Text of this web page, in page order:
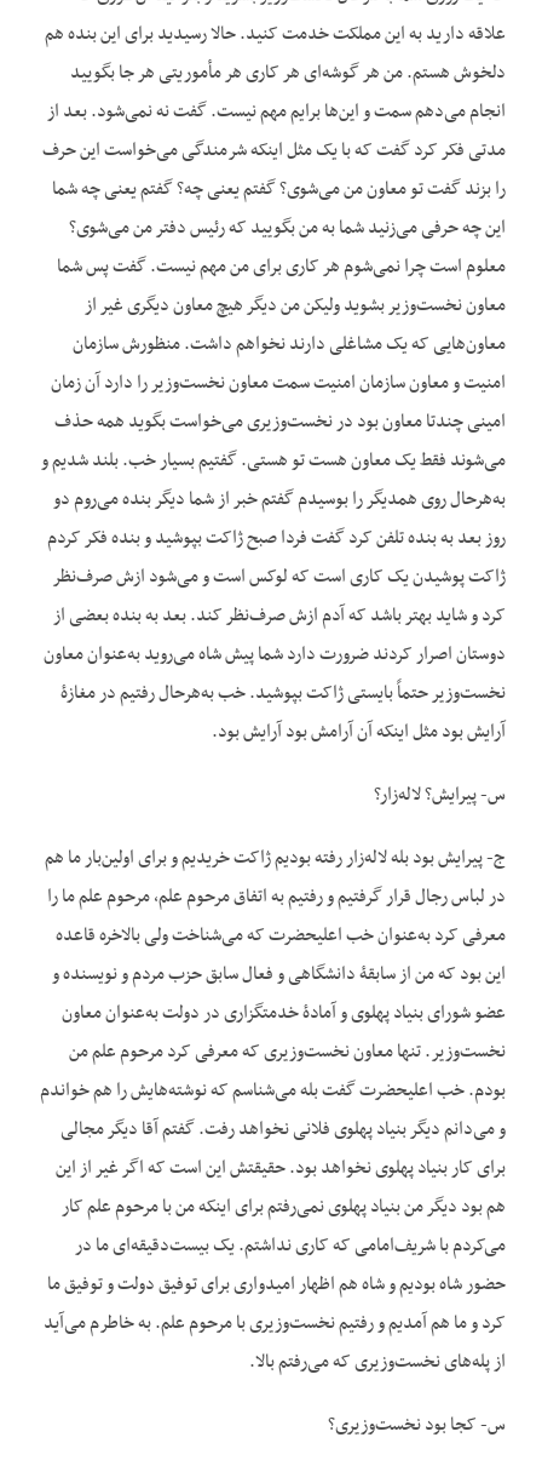
علاقه دارید به این مملکت خدمت کنید. حالا رسیدید برای این بنده هم
دلخوش هستم. من هر گوشه‌ای هر کاری هر مأموریتی هر جا بگویید
انجام می‌دهم سمت و این‌ها برایم مهم نیست. گفت نه نمی‌شود. بعد از
مدتی فکر کرد گفت که با یک مثل این‏که شرمندگی می‌خواست این حرف
را بزند گفت تو معاون من می‌شوی؟ گفتم یعنی چه؟ گفتم یعنی چه شما
این چه حرفی می‌زنید شما به من بگویید که رئیس دفتر من می‌شوی؟
معلوم است چرا نمی‌شوم هر کاری برای من مهم نیست. گفت پس شما
معاون نخست‌وزیر بشوید ولیکن من دیگر هیچ معاون دیگری غیر از
معاون‌هایی که یک مشاغلی دارند نخواهم داشت. منظورش سازمان
امنیت و معاون سازمان امنیت سمت معاون نخست‌وزیر را دارد آن زمان
امینی چندتا معاون بود در نخست‌وزیری می‌خواست بگوید همه حذف
می‌شوند فقط یک معاون هست تو هستی. گفتیم بسیار خب. بلند شدیم و
به‌هرحال روی همدیگر را بوسیدم گفتم خبر از شما دیگر بنده می‌روم دو
روز بعد به بنده تلفن کرد گفت فردا صبح ژاکت بپوشید و بنده فکر کردم
ژاکت پوشیدن یک کاری است که لوکس است و می‌شود ازش صرف‌نظر
کرد و شاید بهتر باشد که آدم ازش صرف‌نظر کند. بعد به بنده بعضی از
دوستان اصرار کردند ضرورت دارد شما پیش شاه می‌روید به‌عنوان معاون
نخست‌وزیر حتماً بایستی ژاکت بپوشید. خب به‌هرحال رفتیم در مغازۀ
آرایش بود مثل این‏که آن آرامش بود آرایش بود.
س- پیرایش؟ لاله‌زار؟
ج- پیرایش بود بله لاله‌زار رفته بودیم ژاکت خریدیم و برای اولین‌بار ما هم
در لباس رجال قرار گرفتیم و رفتیم به اتفاق مرحوم علم، مرحوم علم ما را
معرفی کرد به‌عنوان خب اعلی‏حضرت که می‌شناخت ولی بالاخره قاعده
این بود که من از سابقۀ دانشگاهی و فعال سابق حزب مردم و نویسنده و
عضو شورای بنیاد پهلوی و آمادۀ خدمتگزاری در دولت به‌عنوان معاون
نخست‌وزیر. تنها معاون نخست‌وزیری که معرفی کرد مرحوم علم من
بودم. خب اعلی‏حضرت گفت بله می‌شناسم که نوشته‌هایش را هم خواندم
و می‌دانم دیگر بنیاد پهلوی فلانی نخواهد رفت. گفتم آقا دیگر مجالی
برای کار بنیاد پهلوی نخواهد بود. حقیقتش این است که اگر غیر از این
هم بود دیگر من بنیاد پهلوی نمی‌رفتم برای این‏که من با مرحوم علم کار
می‌کردم با شریف‌امامی که کاری نداشتم. یک بیست‌دقیقه‌ای ما در
حضور شاه بودیم و شاه هم اظهار امیدواری برای توفیق دولت و توفیق ما
کرد و ما هم آمدیم و رفتیم نخست‌وزیری با مرحوم علم. به خاطرم می‌آید
از پله‌های نخست‌وزیری که می‌رفتم بالا.
س- کجا بود نخست‌وزیری؟